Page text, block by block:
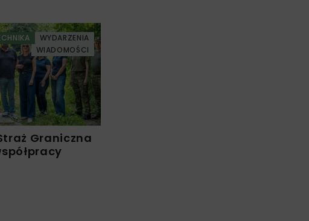
WYDARZENIA
WIADOMOŚCI
Graniczna